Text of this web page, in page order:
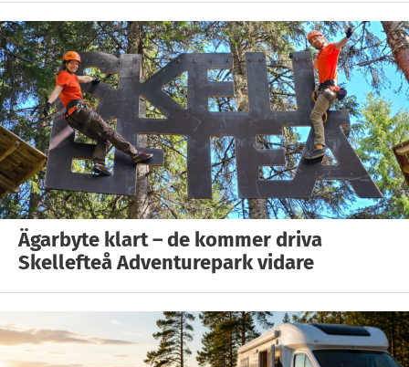
Ägarbyte klart – de kommer driva
Skellefteå Adventurepark vidare